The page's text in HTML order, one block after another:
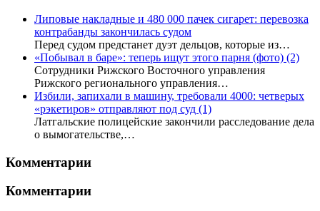
Липовые накладные и 480 000 пачек сигарет: перевозка
контрабанды закончилась судом
Перед судом предстанет дуэт дельцов, которые из…
«Побывал в баре»: теперь ищут этого парня (фото) (2)
Сотрудники Рижского Восточного управления
Рижского регионального управления…
Избили, запихали в машину, требовали 4000: четверых
«рэкетиров» отправляют под суд (1)
Латгальские полицейские закончили расследование дела
о вымогательстве,…
Комментарии
Комментарии